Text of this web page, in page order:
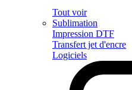
Tout voir
Sublimation
Impression DTF
Transfert jet d'encre
Logiciels